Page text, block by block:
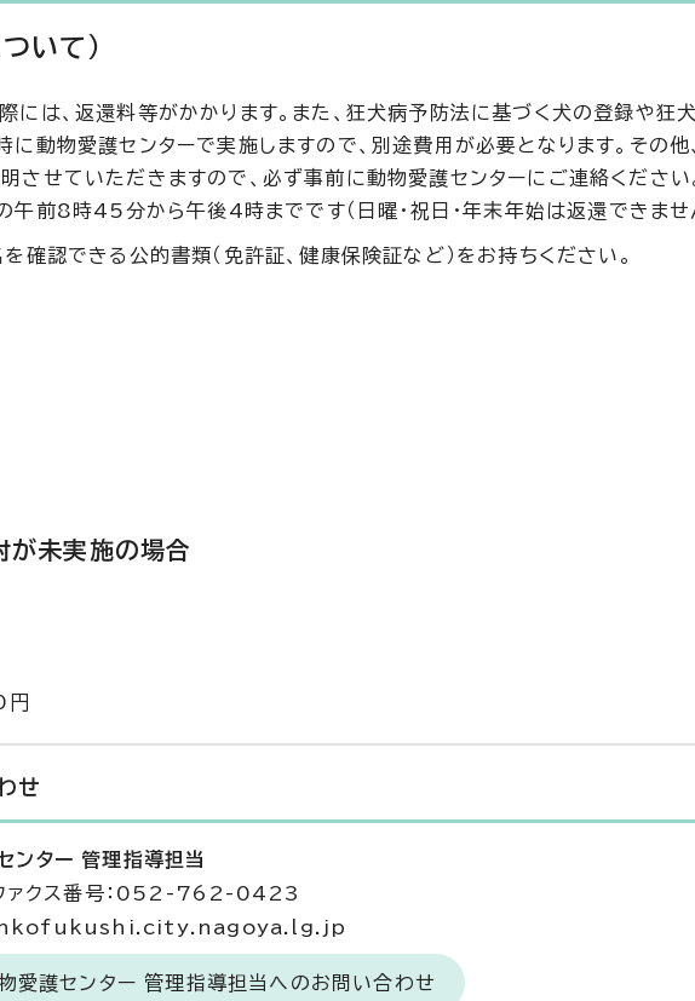
いて）
には、返還料等がかかります。また、狂犬病予防法に基づく犬の登録や狂
動物愛護センターで実施しますので、別途費用が必要となります。その他
させていただきますので、必ず事前に動物愛護センターにご連絡ください
前8時45分から午後4時までです（日曜・祝日・年末年始は返還できません
確認できる公的書類（免許証、健康保険証など）をお持ちください。
が未実施の場合
円
せ
ンター 管理指導担当
クス番号：052-762-0423
愛護センター 管理指導担当へのお問い合わせ